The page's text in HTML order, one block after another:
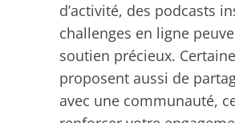
d’activité, des podcasts
challenges en ligne
soutien précieux.
proposent aussi de
avec une communauté,